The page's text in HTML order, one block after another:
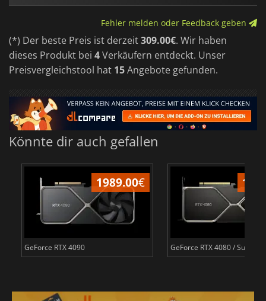
Fehler melden oder Feedback geben
(*) Der beste Preis ist derzeit309.00€. Wir haben
dieses Produkt bei 4Verkäufern entdeckt. Unser
Preisvergleichstool hat 15Angebote gefunden.
Könnte dir auch gefallen
1989.00€
GeForce RTX 4090 GeForce RTX 4080 / Super